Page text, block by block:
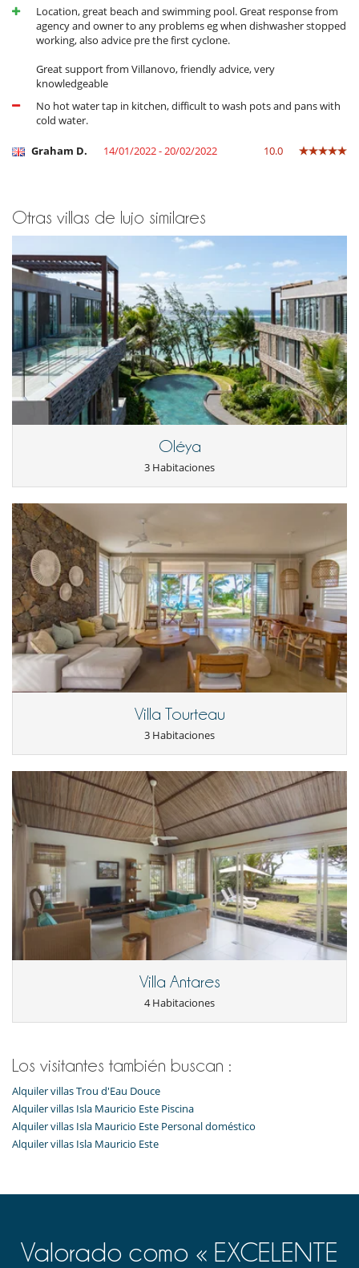
Location, great beach and swimming pool. Great response from
agency and owner to any problems eg when dishwasher stopped
working, also advice pre the first cyclone.
Great support from Villanovo, friendly advice, very
knowledgeable
No hot water tap in kitchen, difficult to wash pots and pans with
cold water.
Graham D. 14/01/2022 - 20/02/2022 10.0
Otras villas de lujo similares
Oléya
3 Habitaciones
Villa Tourteau
3 Habitaciones
Villa Antares
4 Habitaciones
Los visitantes también buscan :
Alquiler villas Trou d'Eau Douce
Alquiler villas Isla Mauricio Este Piscina
Alquiler villas Isla Mauricio Este Personal doméstico
Alquiler villas Isla Mauricio Este
Valorado como « EXCELENTE